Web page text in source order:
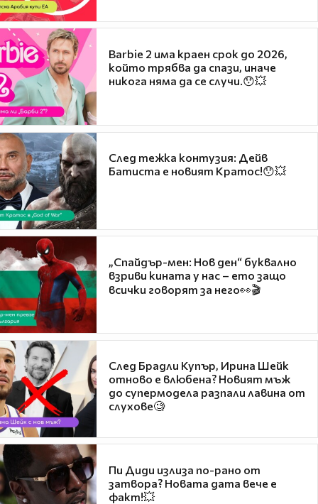
Barbie 2 има краен срок до 2026,
който трябва да спази, иначе
никога няма да се случи.😯💥
След тежка контузия: Дейв
Батиста е новият Кратос!😯💥
„Спайдър-мен: Нов ден“ буквално
взриви кината у нас – ето защо
всички говорят за него👀🎬
След Брадли Купър, Ирина Шейк
отново е влюбена? Новият мъж
до супермодела разпали лавина от
слухове🧐
Пи Диди излиза по-рано от
затвора? Новата дата вече е
факт!💥